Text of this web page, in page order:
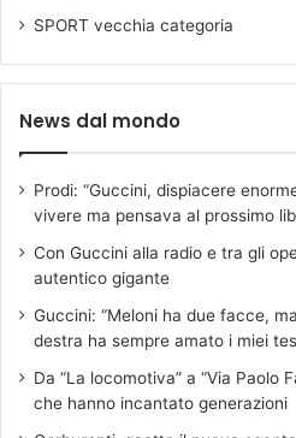
SPORT vecchia categoria
News dal mondo
Prodi: “Guccini, dispiacere
vivere ma pensava al prossimo
Con Guccini alla radio e tra gli
autentico gigante
Guccini: “Meloni ha due facce,
destra ha sempre amato i miei
Da “La locomotiva” a “Via Paolo
che hanno incantato generazioni